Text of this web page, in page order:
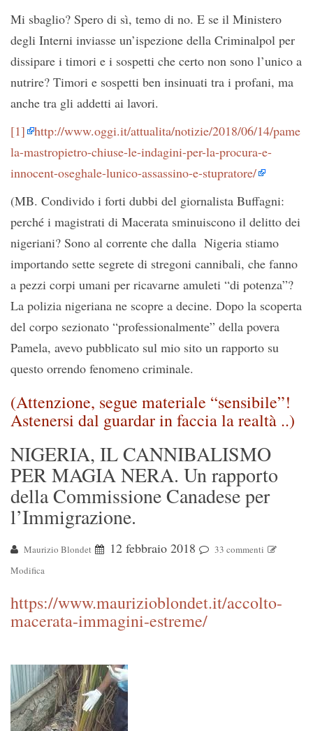
Mi sbaglio? Spero di sì, temo di no. E se il Ministero
degli Interni inviasse un’ispezione della Criminalpol per
dissipare i timori e i sospetti che certo non sono l’unico a
nutrire? Timori e sospetti ben insinuati tra i profani, ma
anche tra gli addetti ai lavori.
[1] http://www.oggi.it/attualita/notizie/2018/06/14/pame
la-mastropietro-chiuse-le-indagini-per-la-procura-e-
innocent-oseghale-lunico-assassino-e-stupratore/
(MB. Condivido i forti dubbi del giornalista Buffagni:
perché i magistrati di Macerata sminuiscono il delitto dei
nigeriani? Sono al corrente che dalla Nigeria stiamo
importando sette segrete di stregoni cannibali, che fanno
a pezzi corpi umani per ricavarne amuleti “di potenza”?
La polizia nigeriana ne scopre a decine. Dopo la scoperta
del corpo sezionato “professionalmente” della povera
Pamela, avevo pubblicato sul mio sito un rapporto su
questo orrendo fenomeno criminale.
(Attenzione, segue materiale “sensibile”!
Astenersi dal guardar in faccia la realtà ..)
NIGERIA, IL CANNIBALISMO
PER MAGIA NERA. Un rapporto
della Commissione Canadese per
l’Immigrazione.
Maurizio Blondet 12 febbraio 2018
33 commenti
Modifica
https://www.maurizioblondet.it/accolto-
macerata-immagini-estreme/